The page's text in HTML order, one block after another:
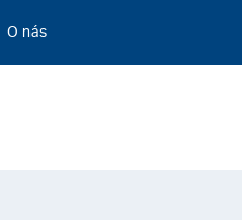
O nás